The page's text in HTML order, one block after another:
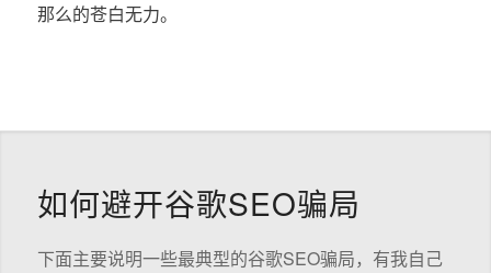
那么的苍白无力。
如何避开谷歌SEO骗局
下面主要说明一些最典型的谷歌SEO骗局，有我自己